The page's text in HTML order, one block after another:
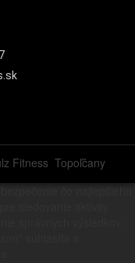
Fitness Topoľčany